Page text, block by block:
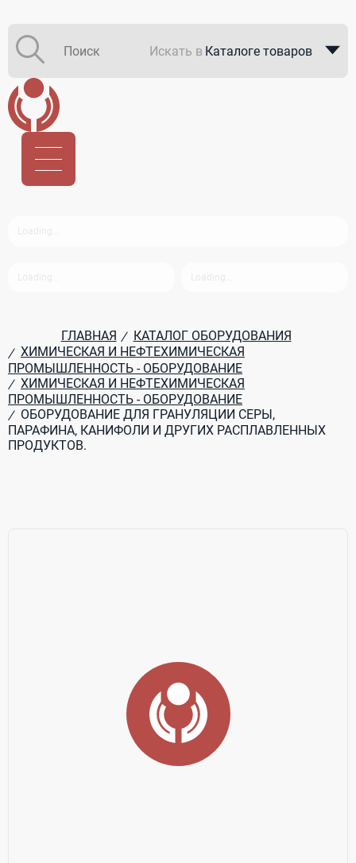
Искать в Каталоге товаров
ГЛАВНАЯ / КАТАЛОГ ОБОРУДОВАНИЯ
/ ХИМИЧЕСКАЯ И НЕФТЕХИМИЧЕСКАЯ
ПРОМЫШЛЕННОСТЬ - ОБОРУДОВАНИЕ
/ ХИМИЧЕСКАЯ И НЕФТЕХИМИЧЕСКАЯ
ПРОМЫШЛЕННОСТЬ - ОБОРУДОВАНИЕ
/ ОБОРУДОВАНИЕ ДЛЯ ГРАНУЛЯЦИИ СЕРЫ,
ПАРАФИНА, КАНИФОЛИ И ДРУГИХ РАСПЛАВЛЕННЫХ
ПРОДУКТОВ.